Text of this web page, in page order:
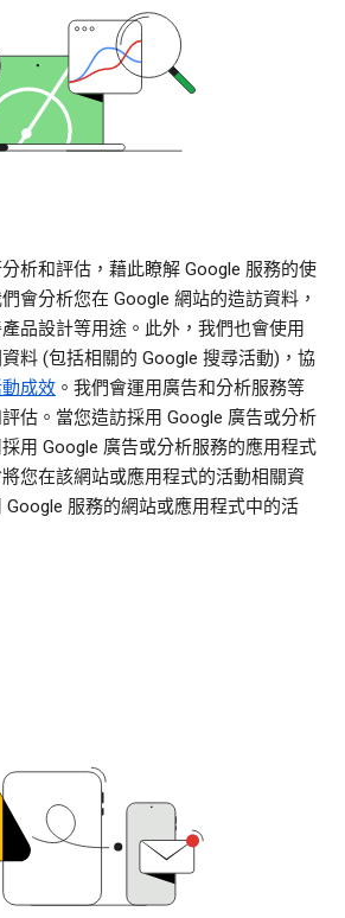
析和評估，藉此瞭解 Google 服務的使
會分析您在 Google 網站的造訪資料，
品設計等用途。此外，我們也會使用
料 (包括相關的 Google 搜尋活動)，協
成效 。我們會運用廣告和分析服務等
估。當您造訪採用 Google 廣告或分析
用 Google 廣告或分析服務的應用程式
您在該網站或應用程式的活動相關資
Google 服務的網站或應用程式中的活